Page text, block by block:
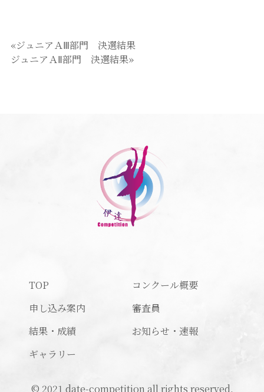
«ジュニアＡⅢ部門 決選結果
ジュニアＡⅡ部門 決選結果»
TOP
コンクール概要
申し込み案内
審査員
結果・成績
お知らせ・速報
ギャラリー
© 2021 date-competition all rights reserved.